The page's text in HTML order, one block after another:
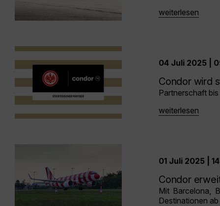
weiterlesen
04 Juli 2025 |
Condor wird
Partnerschaft
weiterlesen
01 Juli 2025 |
Condor
Mit Barcelona,
Destinationen